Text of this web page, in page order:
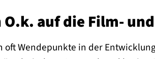
O.k. auf die Film-
oft Wendepunkte in der